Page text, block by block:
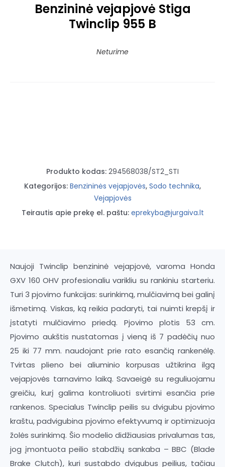
Benzininė vejapjovė Stiga
Twinclip 955 B
Neturime
Produkto kodas: 294568038/ST2_STI
Kategorijos: Benzininės vejapjovės, Sodo technika,
Vejapjovės
Teirautis apie prekę el. paštu: eprekyba@jurgaiva.lt
Naujoji Twinclip benzininė vejapjovė, varoma Honda
GXV 160 OHV profesionaliu varikliu su rankiniu starteriu.
Turi 3 pjovimo funkcijas: surinkimą, mulčiavimą bei galinį
išmetimą. Viskas, ką reikia padaryti, tai nuimti krepšį ir
įstatyti mulčiavimo priedą. Pjovimo plotis 53 cm.
Pjovimo aukštis nustatomas į vieną iš 7 padėčių nuo
25 iki 77 mm. naudojant prie rato esančią rankenėlę.
Tvirtas plieno bei aliuminio korpusas užtikrina ilgą
vejapjovės tarnavimo laiką. Savaeigė su reguliuojamu
greičiu, kurį galima kontroliuoti svirtimi esančia prie
rankenos. Specialus Twinclip peilis su dvigubu pjovimo
kraštu, padvigubina pjovimo efektyvumą ir optimizuoja
žolės surinkimą. Šio modelio didžiausias privalumas tas,
jog įmontuota peilio stabdžių sankaba – BBC (Blade
Brake Clutch), kuri sustabdo dvigubus peilius, tačiau